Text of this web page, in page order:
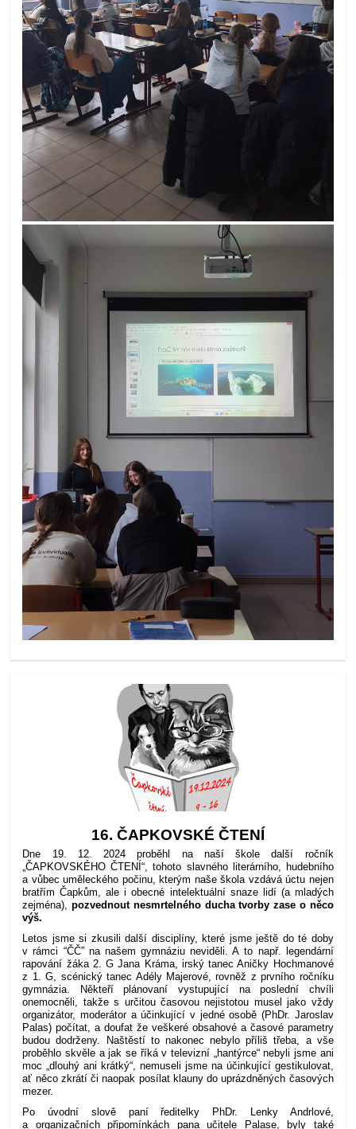
16. ČAPKOVSKÉ ČTENÍ
Dne 19. 12. 2024 proběhl na naší škole další ročník
„ČAPKOVSKÉHO ČTENÍ“, tohoto slavného literárního, hudebního
a vůbec uměleckého počinu, kterým naše škola vzdává úctu nejen
bratřím Čapkům, ale i obecné intelektuální snaze lidí (a mladých
zejména),pozvednout nesmrtelného ducha tvorby zase o něco
výš.
Letos jsme si zkusili další disciplíny, které jsme ještě do té doby
v rámci “ČČ” na našem gymnáziu neviděli. A to např. legendární
rapování žáka 2. G Jana Kráma, irský tanec Aničky Hochmanové
z 1. G, scénický tanec Adély Majerové, rovněž z prvního ročníku
gymnázia. Někteří plánovaní vystupující na poslední chvíli
onemocněli, takže s určitou časovou nejistotou musel jako vždy
organizátor, moderátor a účinkující v jedné osobě (PhDr. Jaroslav
Palas) počítat, a doufat že veškeré obsahové a časové parametry
budou dodrženy. Naštěstí to nakonec nebylo příliš třeba, a vše
proběhlo skvěle a jak se říká v televizní „hantýrce“ nebyli jsme ani
moc „dlouhý ani krátký“, nemuseli jsme na účinkující gestikulovat,
ať něco zkrátí či naopak posílat klauny do uprázdněných časových
mezer.
Po úvodní slově paní ředitelky PhDr. Lenky Andrlové,
a organizačních připomínkách pana učitele Palase, byly také